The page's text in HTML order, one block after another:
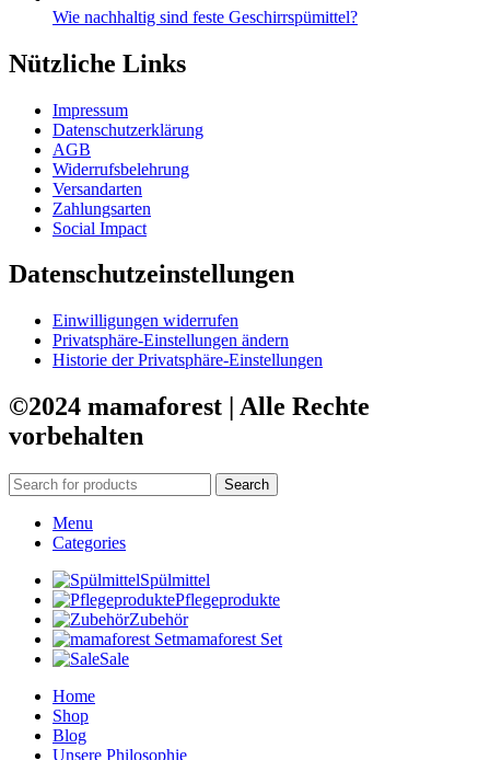
Wie nachhaltig sind feste Geschirrspümittel?
Nützliche Links
Impressum
Datenschutzerklärung
AGB
Widerrufsbelehrung
Versandarten
Zahlungsarten
Social Impact
Datenschutzeinstellungen
Einwilligungen widerrufen
Privatsphäre-Einstellungen ändern
Historie der Privatsphäre-Einstellungen
©2024 mamaforest | Alle Rechte
vorbehalten
Search
Menu
Categories
Spülmittel
Pflegeprodukte
Zubehör
mamaforest Set
Sale
Home
Shop
Blog
Unsere Philosophie